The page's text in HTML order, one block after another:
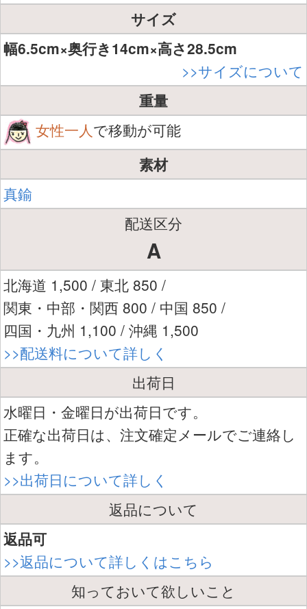
サイズ
幅6.5cm×奥行き14cm×高さ28.5cm
>>サイズについて
重量
女性一人で移動が可能
素材
真鍮
配送区分
A
北海道 1,500 / 東北 850 /
関東・中部・関西 800 / 中国 850 /
四国・九州 1,100 / 沖縄 1,500
>>配送料について詳しく
出荷日
水曜日・金曜日が出荷日です。
正確な出荷日は、注文確定メールでご連絡し
ます。
>>出荷日について詳しく
返品について
返品可
>>返品について詳しくはこちら
知っておいて欲しいこと